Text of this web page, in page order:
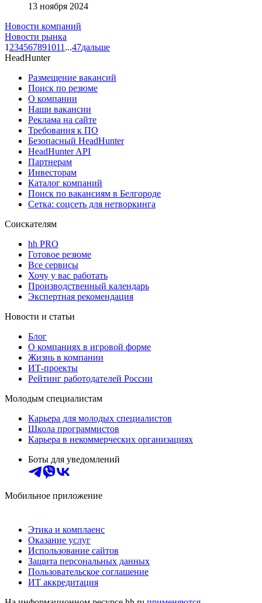
13 ноября 2024
Новости компаний
Новости рынка
1 234567891011 ...47дальше
HeadHunter
Размещение вакансий
Поиск по резюме
О компании
Наши вакансии
Реклама на сайте
Требования к ПО
Безопасный HeadHunter
HeadHunter API
Партнерам
Инвесторам
Каталог компаний
Поиск по вакансиям в Белгороде
Сетка: соцсеть для нетворкинга
Соискателям
hh PRO
Готовое резюме
Все сервисы
Хочу у вас работать
Производственный календарь
Экспертная рекомендация
Новости и статьи
Блог
О компаниях в игровой форме
Жизнь в компании
ИТ-проекты
Рейтинг работодателей России
Молодым специалистам
Карьера для молодых специалистов
Школа программистов
Карьера в некоммерческих организациях
Боты для уведомлений
Мобильное приложение
Этика и комплаенс
Оказание услуг
Использование сайтов
Защита персональных данных
Пользовательское соглашение
ИТ аккредитация